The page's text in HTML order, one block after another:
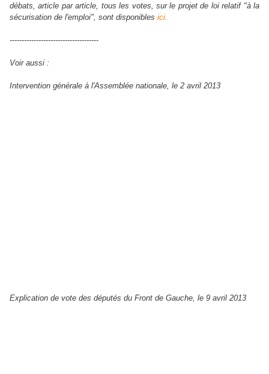
débats, article par article, tous les votes, sur le projet de loi relatif "à la
sécurisation de l'emploi", sont disponibles ici.
-------------------------------------
Voir aussi :
Intervention générale à l'Assemblée nationale, le 2 avril 2013
Explication de vote des députés du Front de Gauche, le 9 avril 2013